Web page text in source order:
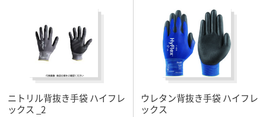
ニトリル背抜き手袋 ハイフレ
ックス _2
ウレタン背抜き手袋 ハイフレ
ックス